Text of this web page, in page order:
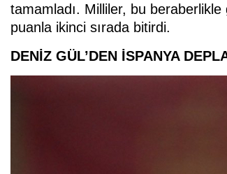
tamamladı. Milliler, bu
puanla ikinci sırada bitirdi.
DENİZ GÜL’DEN İSPANYA